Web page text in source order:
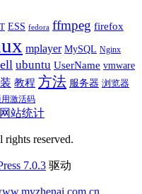
ESS fedora ffmpeg firefox
mplayer MySQL Nginx
ubuntu UserName vmware
教程 方法 服务器 浏览器
激活码
网站统计
rights reserved.
7.0.3 驱动